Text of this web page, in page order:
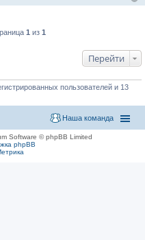
1 из 1
Перейти
пользователей и 13
Наша команда
Software © phpBB Limited
phpBB